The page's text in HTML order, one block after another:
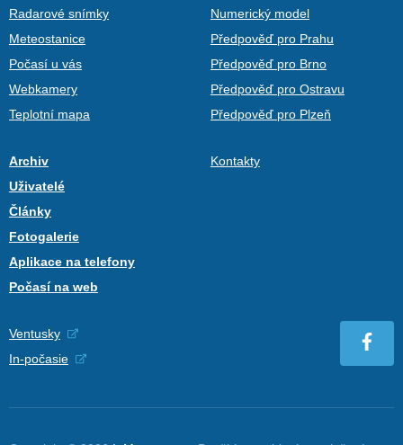
Radarové snímky
Meteostanice
Počasí u vás
Webkamery
Teplotní mapa
Numerický model
Předpověď pro Prahu
Předpověď pro Brno
Předpověď pro Ostravu
Předpověď pro Plzeň
Archiv
Uživatelé
Články
Fotogalerie
Aplikace na telefony
Počasí na web
Kontakty
Ventusky
In-počasie